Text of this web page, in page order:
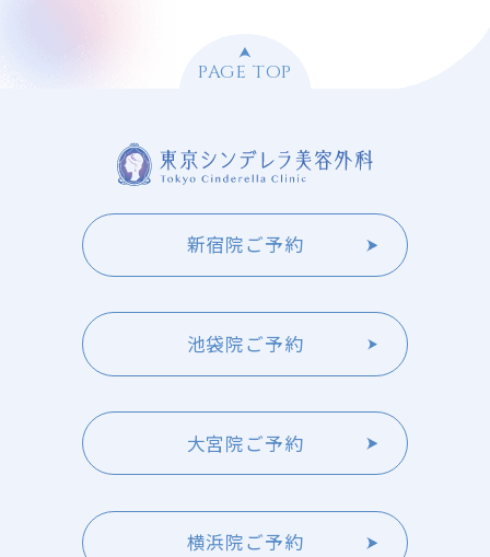
PAGE TOP
新宿院ご予約
池袋院ご予約
大宮院ご予約
横浜院ご予約